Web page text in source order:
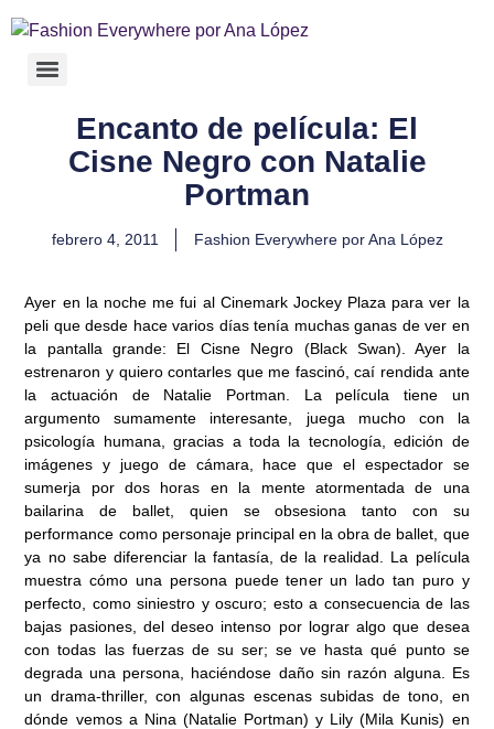
Encanto de película: El
Cisne Negro con Natalie
Portman
febrero 4, 2011 Fashion Everywhere por Ana López
Ayer en la noche me fui al Cinemark Jockey Plaza para ver la
peli que desde hace varios días tenía muchas ganas de ver en
la pantalla grande: El Cisne Negro (Black Swan). Ayer la
estrenaron y quiero contarles que me fascinó, caí rendida ante
la actuación de Natalie Portman. La película tiene un
argumento sumamente interesante, juega mucho con la
psicología humana, gracias a toda la tecnología, edición de
imágenes y juego de cámara, hace que el espectador se
sumerja por dos horas en la mente atormentada de una
bailarina de ballet, quien se obsesiona tanto con su
performance como personaje principal en la obra de ballet, que
ya no sabe diferenciar la fantasía, de la realidad. La película
muestra cómo una persona puede tener un lado tan puro y
perfecto, como siniestro y oscuro; esto a consecuencia de las
bajas pasiones, del deseo intenso por lograr algo que desea
con todas las fuerzas de su ser; se ve hasta qué punto se
degrada una persona, haciéndose daño sin razón alguna. Es
un drama-thriller, con algunas escenas subidas de tono, en
dónde vemos a Nina (Natalie Portman) y Lily (Mila Kunis) en